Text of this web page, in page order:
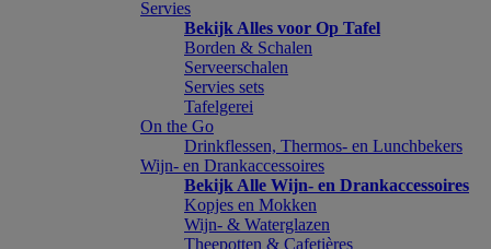
Servies
Bekijk Alles voor Op Tafel
Borden & Schalen
Serveerschalen
Servies sets
Tafelgerei
On the Go
Drinkflessen, Thermos- en Lunchbekers
Wijn- en Drankaccessoires
Bekijk Alle Wijn- en Drankaccessoires
Kopjes en Mokken
Wijn- & Waterglazen
Theepotten & Cafetières